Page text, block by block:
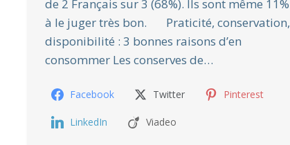
de 2 Français sur 3 (68%). Ils sont même 11%
à le juger très bon. Praticité, conservation,
disponibilité : 3 bonnes raisons d’en
consommer Les conserves de…
Facebook Twitter Pinterest
LinkedIn Viadeo